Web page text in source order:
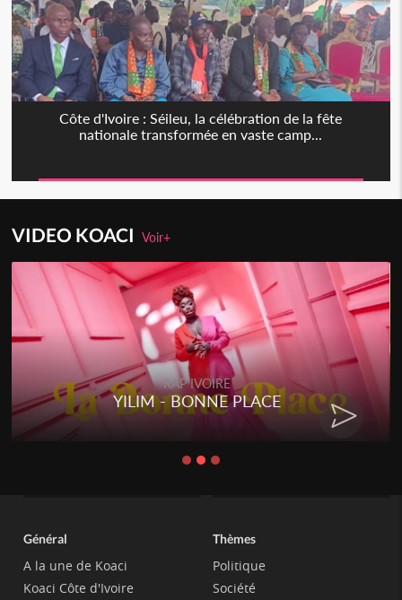
Côte d'Ivoire : Séileu, la célébration de la fête
nationale transformée en vaste camp...
VIDEO KOACIVoir+
RAP IVOIRE
YILIM - BONNE PLACE
Général
A la une de Koaci
Koaci Côte d'Ivoire
Thèmes
Politique
Société